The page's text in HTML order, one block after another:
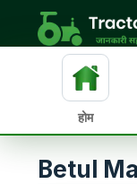
होम
Betul